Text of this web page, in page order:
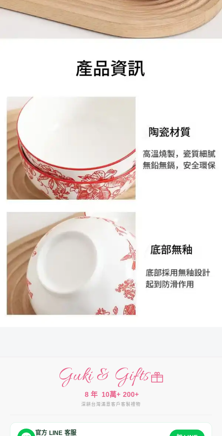
Guki & Gifts
8 年
深耕台灣
10萬+
滿意客戶
200+
客製禮物
官方 LINE 客服